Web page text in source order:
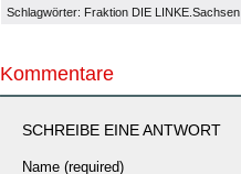
Schlagwörter: Fraktion DIE LINKE.Sachsen
Kommentare
SCHREIBE EINE ANTWORT
Name (required)